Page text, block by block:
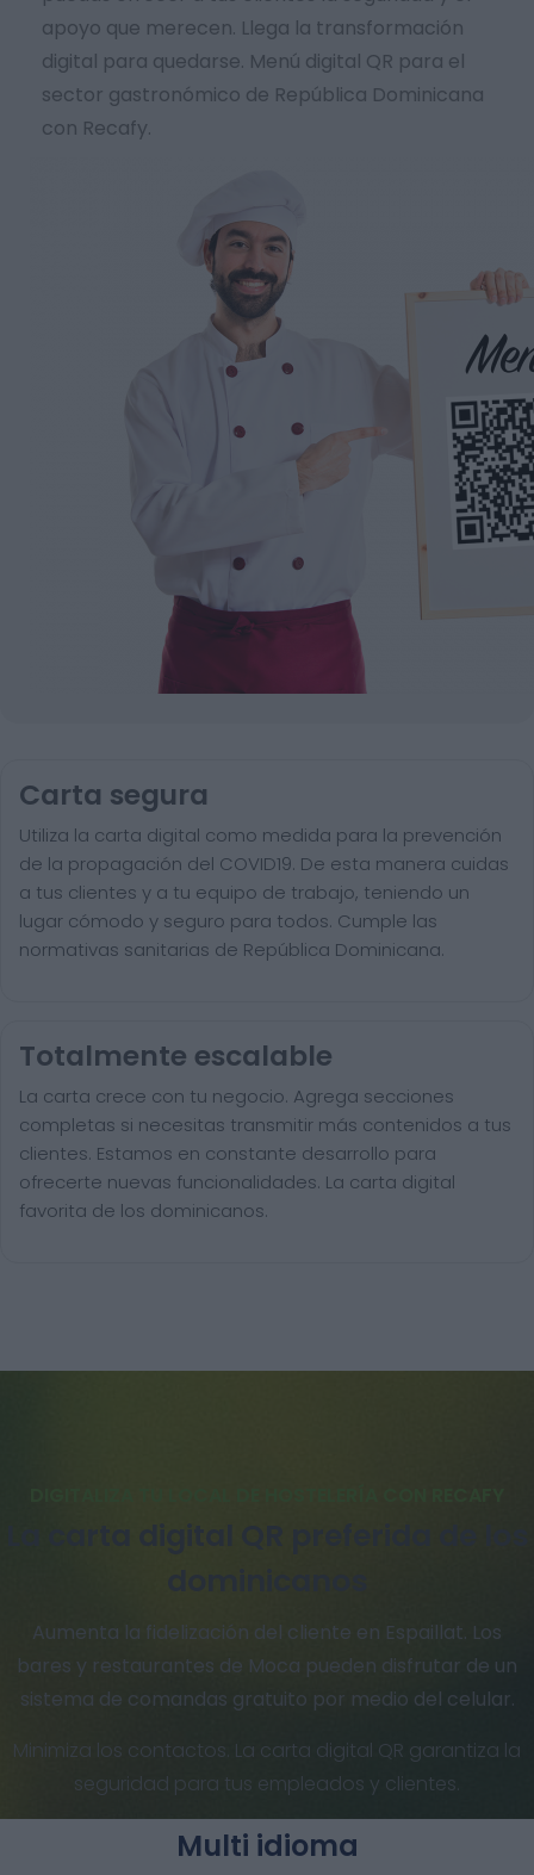
apoyo que merecen. Llega la transformación
digital para quedarse. Menú digital QR para el
sector gastronómico de República Dominicana
con Recafy.
Carta segura
Utiliza la carta digital como medida para la prevención
de la propagación del COVID19. De esta manera cuidas
a tus clientes y a tu equipo de trabajo, teniendo un
lugar cómodo y seguro para todos. Cumple las
normativas sanitarias de República Dominicana.
Totalmente escalable
La carta crece con tu negocio. Agrega secciones
completas si necesitas transmitir más contenidos a tus
clientes. Estamos en constante desarrollo para
ofrecerte nuevas funcionalidades. La carta digital
favorita de los dominicanos.
Aumenta la fidelización del cliente en Espaillat. Los
bares y restaurantes de Moca pueden disfrutar de un
sistema de comandas gratuito por medio del celular.
Minimiza los contactos. La carta digital QR garantiza la
seguridad para tus empleados y clientes.
Multi idioma